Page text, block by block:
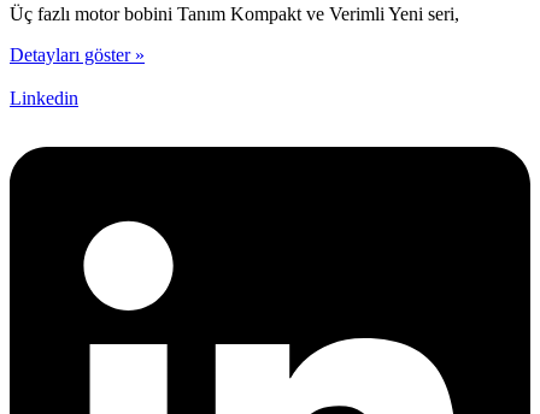
Üç fazlı motor bobini Tanım Kompakt ve Verimli Yeni seri,
Detayları göster »
Linkedin